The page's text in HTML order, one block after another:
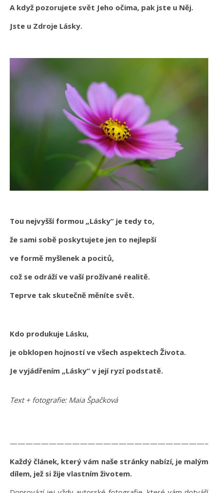
A když pozorujete svět Jeho očima, pak jste u Něj.
Jste u Zdroje Lásky.
Tou nejvyšší formou „Lásky“ je tedy to,
že sami sobě poskytujete jen to nejlepší
ve formě myšlenek a pocitů,
což se odráží ve vaší prožívané realitě.
Teprve tak skutečně měníte svět.
Kdo produkuje Lásku,
je obklopen hojností ve všech aspektech Života.
Je vyjádřením „Lásky“ v její ryzí podstatě.
Text + fotografie: Maia Špačková
Každý článek, který vám naše stránky nabízí, je malým
dílem, jež si žije vlastním životem.